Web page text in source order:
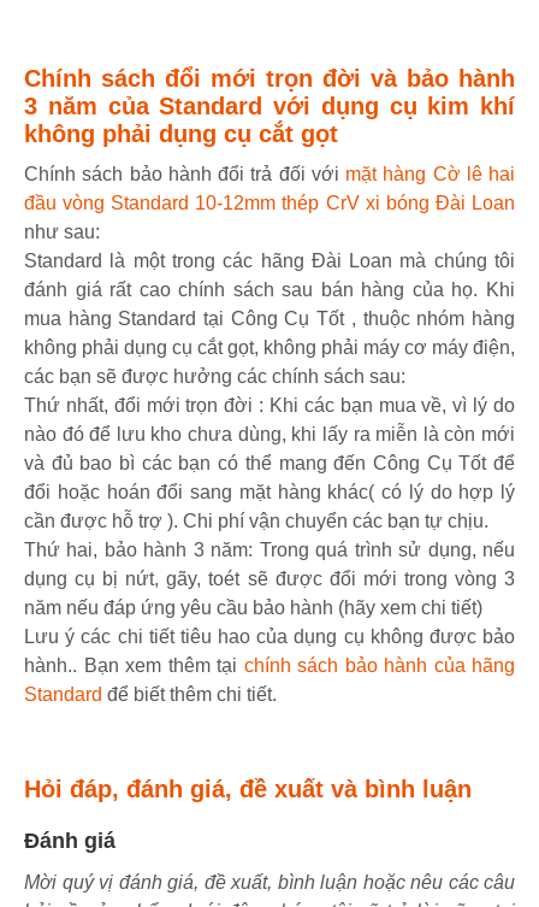
Chính sách đổi mới trọn đời và bảo hành
3 năm của Standard với dụng cụ kim khí
không phải dụng cụ cắt gọt
Chính sách bảo hành đổi trả đối với mặt hàng Cờ lê hai
đầu vòng Standard 10-12mm thép CrV xi bóng Đài Loan
như sau:
Standard là một trong các hãng Đài Loan mà chúng tôi
đánh giá rất cao chính sách sau bán hàng của họ. Khi
mua hàng Standard tại Công Cụ Tốt , thuộc nhóm hàng
không phải dụng cụ cắt gọt, không phải máy cơ máy điện,
các bạn sẽ được hưởng các chính sách sau:
Thứ nhất, đổi mới trọn đời : Khi các bạn mua về, vì lý do
nào đó để lưu kho chưa dùng, khi lấy ra miễn là còn mới
và đủ bao bì các bạn có thể mang đến Công Cụ Tốt để
đổi hoặc hoán đổi sang mặt hàng khác( có lý do hợp lý
cần được hỗ trợ ). Chi phí vận chuyển các bạn tự chịu.
Thứ hai, bảo hành 3 năm: Trong quá trình sử dụng, nếu
dụng cụ bị nứt, gãy, toét sẽ được đổi mới trong vòng 3
năm nếu đáp ứng yêu cầu bảo hành (hãy xem chi tiết)
Lưu ý các chi tiết tiêu hao của dụng cụ không được bảo
hành.. Bạn xem thêm tại chính sách bảo hành của hãng
Standard để biết thêm chi tiết.
Hỏi đáp, đánh giá, đề xuất và bình luận
Đánh giá
Mời quý vị đánh giá, đề xuất, bình luận hoặc nêu các câu